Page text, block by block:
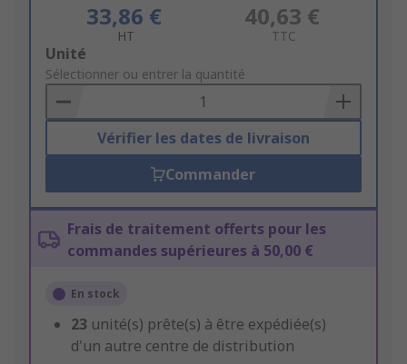
33,86 €
HT
40,63 €
TTC
Add
to
Basket
Unité
Sélectionner ou entrer la quantité
Vérifier les dates de livraison
Commander
Frais de traitement offerts pour les
commandes supérieures à 50,00 €
En stock
23 unité(s) prête(s) à être expédiée(s)
d'un autre centre de distribution